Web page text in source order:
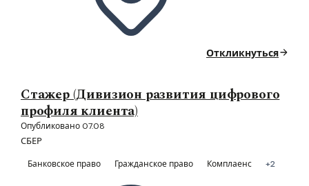
Откликнуться
Стажер (Дивизион развития цифрового
профиля клиента)
Опубликовано 07.08
СБЕР
Банковское право Гражданское право Комплаенс +2